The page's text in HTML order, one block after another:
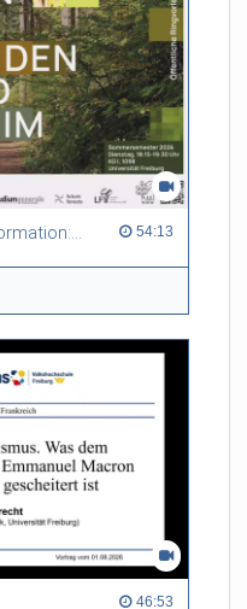
Between tradition and transformation: how owners, advisers and institutions co-create knowledge for resilient forests in Europe 54:13
46:53